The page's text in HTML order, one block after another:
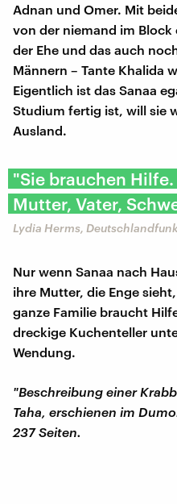
Adnan und Omer. Mit
von der niemand im Block
der Ehe und das auch
Männern – Tante Khalida
Eigentlich ist das Sanaa
Studium fertig ist, will sie
Ausland.
"Sie brauchen
Mutter, Vater,
Lydia Herms,
Nur wenn Sanaa nach
ihre Mutter, die Enge
ganze Familie braucht
dreckige Kuchenteller
Wendung.
"Beschreibung einer
Taha, erschienen im
237 Seiten.